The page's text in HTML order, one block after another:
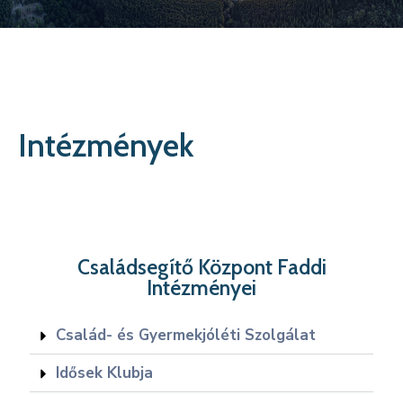
Választási
Intézmények
Családsegítő Központ Faddi
Intézményei
Család- és Gyermekjóléti Szolgálat
Idősek Klubja